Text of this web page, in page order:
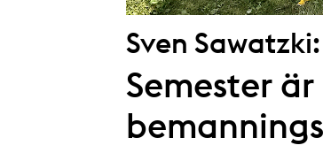
Sven Sawatzki:
Semester